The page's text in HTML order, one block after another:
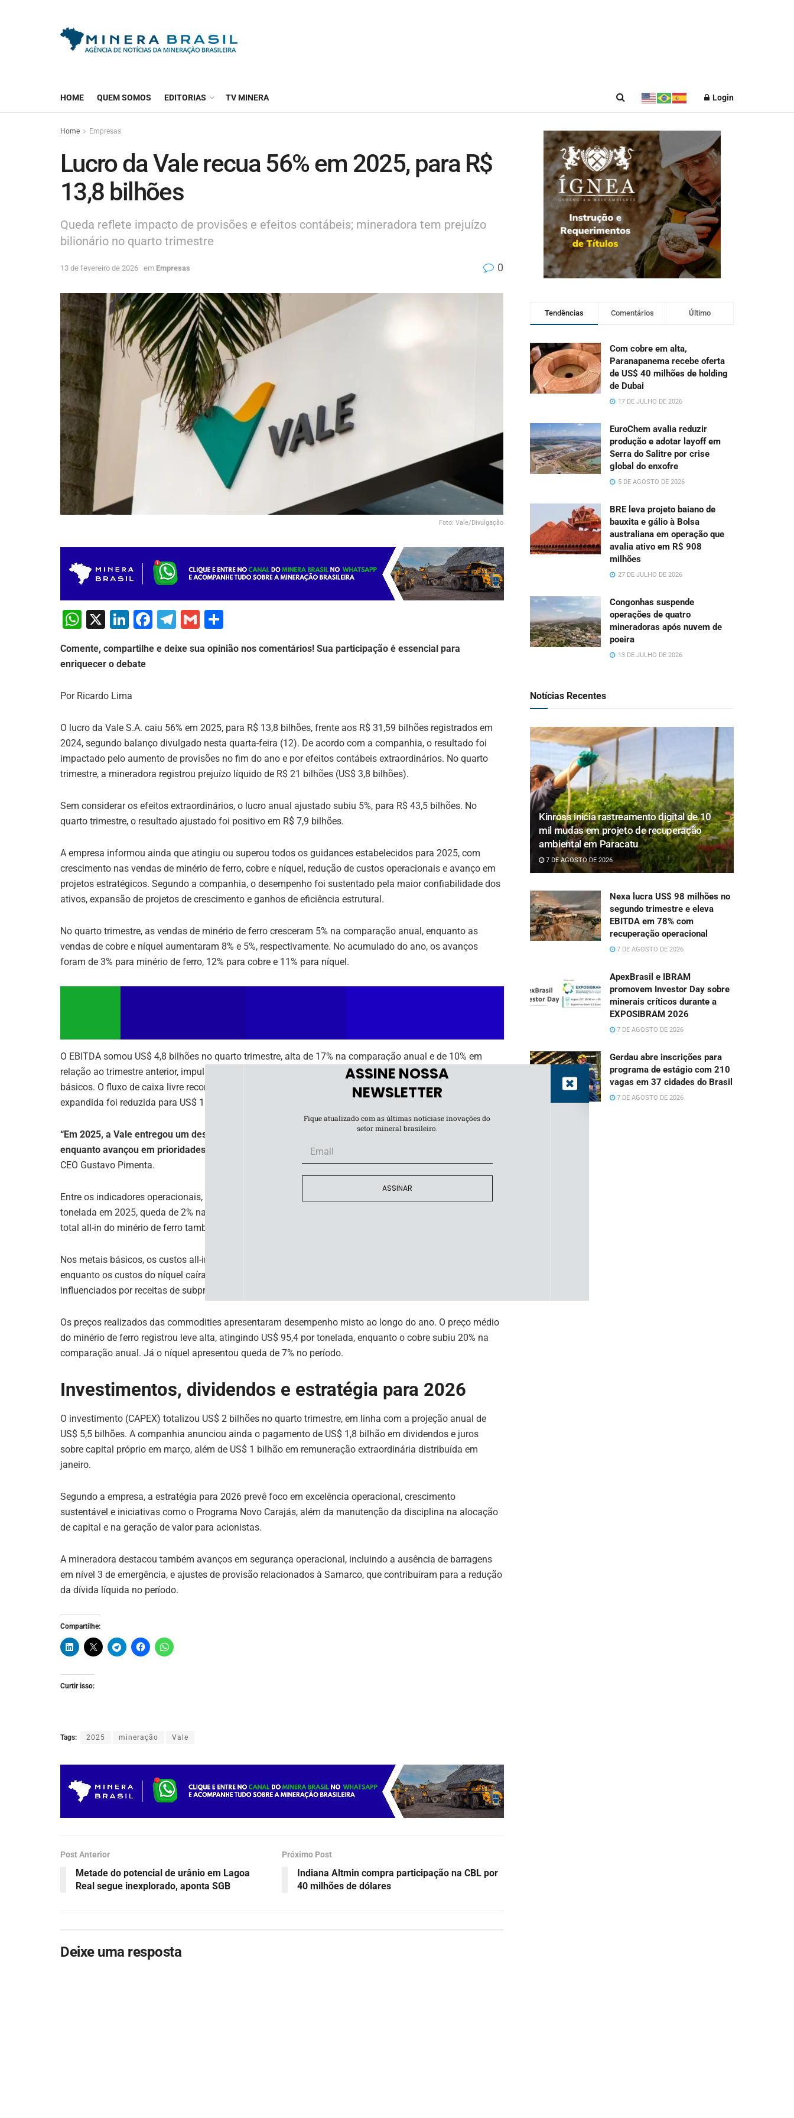
HOME QUEM SOMOS EDITORIAS TV MINERA Login
Home Empresas
Lucro da Vale recua 56% em 2025, para R$
13,8 bilhões
Queda reflete impacto de provisões e efeitos contábeis; mineradora tem prejuízo
bilionário no quarto trimestre
13 de fevereiro de 2026 em Empresas 0
Foto: Vale/Divulgação
W
at
s
A
p
X
Li
k
dI
F
c
o
k
T
el
e
G
ai
h
ar
Comente, compartilhe e deixe sua opinião nos comentários! Sua participação é essencial para
enriquecer o debate
Por Ricardo Lima
O lucro da Vale S.A. caiu 56% em 2025, para R$ 13,8 bilhões, frente aos R$ 31,59 bilhões registrados em
2024, segundo balanço divulgado nesta quarta-feira (12). De acordo com a companhia, o resultado foi
impactado pelo aumento de provisões no fim do ano e por efeitos contábeis extraordinários. No quarto
trimestre, a mineradora registrou prejuízo líquido de R$ 21 bilhões (US$ 3,8 bilhões).
Sem considerar os efeitos extraordinários, o lucro anual ajustado subiu 5%, para R$ 43,5 bilhões. No
quarto trimestre, o resultado ajustado foi positivo em R$ 7,9 bilhões.
A empresa informou ainda que atingiu ou superou todos os guidances estabelecidos para 2025, com
crescimento nas vendas de minério de ferro, cobre e níquel, redução de custos operacionais e avanço em
projetos estratégicos. Segundo a companhia, o desempenho foi sustentado pela maior confiabilidade dos
ativos, expansão de projetos de crescimento e ganhos de eficiência estrutural.
No quarto trimestre, as vendas de minério de ferro cresceram 5% na comparação anual, enquanto as
vendas de cobre e níquel aumentaram 8% e 5%, respectivamente. No acumulado do ano, os avanços
foram de 3% para minério de ferro, 12% para cobre e 11% para níquel.
O EBITDA somou US$ 4,8 bilhões no quarto trimestre, alta de 17% na comparação anual e de 10% em
relação ao trimestre anterior, impulsionado principalmente pela maior contribuição do segmento de metais
básicos. O fluxo de caixa livre recorrente atingiu US$ 1,7 bilhão no período, enquanto a dívida líquida
expandida foi reduzida para US$ 15,6 bilhões ao fim do trimestre.
“Em 2025, a Vale entregou um desempenho excepcional, atingindo ou superando todos os guidances
enquanto avançou em prioridades estratégicas que reforçam nossa ambição de longo prazo”
CEO Gustavo Pimenta.
Entre os indicadores operacionais, o custo caixa C1 de finos de minério de ferro ficou em US$ 21,3 por
tonelada em 2025, queda de 2% na comparação anual e segundo ano consecutivo de redução. O custo
total all-in do minério de ferro também recuou 3% no ano, para US$ 54,2 por tonelada.
Nos metais básicos, os custos all-in do cobre totalizaram US$ -881 por tonelada no quarto trimestre,
enquanto os custos do níquel caíram 35% na comparação anual, para US$ 9.001 por tonelada,
influenciados por receitas de subprodutos e melhorias operacionais.
Os preços realizados das commodities apresentaram desempenho misto ao longo do ano. O preço médio
do minério de ferro registrou leve alta, atingindo US$ 95,4 por tonelada, enquanto o cobre subiu 20% na
comparação anual. Já o níquel apresentou queda de 7% no período.
Investimentos, dividendos e estratégia para 2026
O investimento (CAPEX) totalizou US$ 2 bilhões no quarto trimestre, em linha com a projeção anual de
US$ 5,5 bilhões. A companhia anunciou ainda o pagamento de US$ 1,8 bilhão em dividendos e juros
sobre capital próprio em março, além de US$ 1 bilhão em remuneração extraordinária distribuída em
janeiro.
Segundo a empresa, a estratégia para 2026 prevê foco em excelência operacional, crescimento
sustentável e iniciativas como o Programa Novo Carajás, além da manutenção da disciplina na alocação
de capital e na geração de valor para acionistas.
A mineradora destacou também avanços em segurança operacional, incluindo a ausência de barragens
em nível 3 de emergência, e ajustes de provisão relacionados à Samarco, que contribuíram para a redução
da dívida líquida no período.
Compartilhe:
Curtir isso:
Tags: 2025 mineração Vale
Post Anterior
Metade do potencial de urânio em Lagoa
Real segue inexplorado, aponta SGB
Próximo Post
Indiana Altmin compra participação na CBL por
40 milhões de dólares
Deixe uma resposta
Tendências Comentários Último
Com cobre em alta,
Paranapanema recebe oferta
de US$ 40 milhões de holding
de Dubai
17 DE JULHO DE 2026
EuroChem avalia reduzir
produção e adotar layoff em
Serra do Salitre por crise
global do enxofre
5 DE AGOSTO DE 2026
BRE leva projeto baiano de
bauxita e gálio à Bolsa
australiana em operação que
avalia ativo em R$ 908
milhões
27 DE JULHO DE 2026
Congonhas suspende
operações de quatro
mineradoras após nuvem de
poeira
13 DE JULHO DE 2026
Notícias Recentes
Kinross inicia rastreamento digital de 10
mil mudas em projeto de recuperação
ambiental em Paracatu
7 DE AGOSTO DE 2026
Nexa lucra US$ 98 milhões no
segundo trimestre e eleva
EBITDA em 78% com
recuperação operacional
7 DE AGOSTO DE 2026
ApexBrasil e IBRAM
promovem Investor Day sobre
minerais críticos durante a
EXPOSIBRAM 2026
7 DE AGOSTO DE 2026
Gerdau abre inscrições para
programa de estágio com 210
vagas em 37 cidades do Brasil
7 DE AGOSTO DE 2026
ASSINE NOSSA
NEWSLETTER
Fique atualizado com as últimas notíciase inovações do
setor mineral brasileiro.
ASSINAR